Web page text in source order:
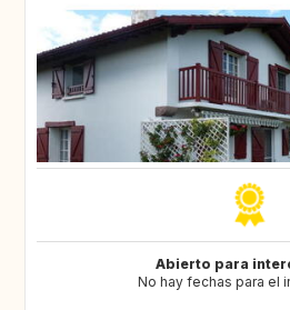
Abierto para
No hay fechas para el